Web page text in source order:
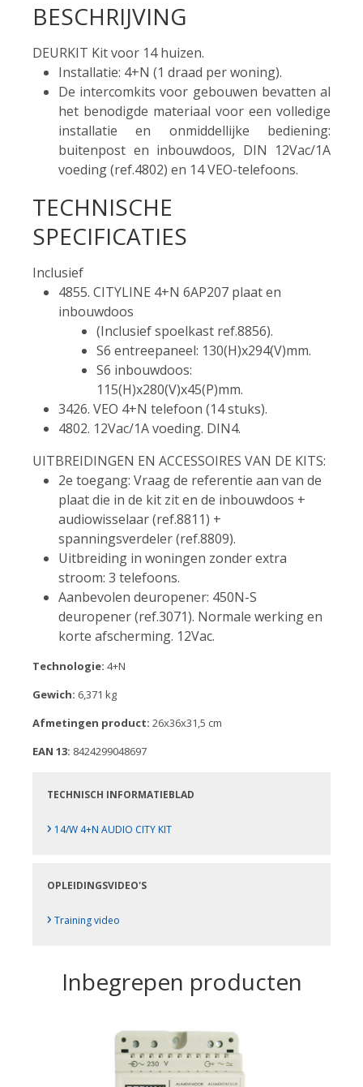
BESCHRIJVING
DEURKIT Kit voor 14 huizen.
Installatie: 4+N (1 draad per woning).
De intercomkits voor gebouwen bevatten al
het benodigde materiaal voor een volledige
installatie en onmiddellijke bediening:
buitenpost en inbouwdoos, DIN 12Vac/1A
voeding (ref.4802) en 14 VEO-telefoons.
TECHNISCHE
SPECIFICATIES
Inclusief
4855. CITYLINE 4+N 6AP207 plaat en
inbouwdoos
(Inclusief spoelkast ref.8856).
S6 entreepaneel: 130(H)x294(V)mm.
S6 inbouwdoos:
115(H)x280(V)x45(P)mm.
3426. VEO 4+N telefoon (14 stuks).
4802. 12Vac/1A voeding. DIN4.
UITBREIDINGEN EN ACCESSOIRES VAN DE KITS:
2e toegang: Vraag de referentie aan van de
plaat die in de kit zit en de inbouwdoos +
audiowisselaar (ref.8811) +
spanningsverdeler (ref.8809).
Uitbreiding in woningen zonder extra
stroom: 3 telefoons.
Aanbevolen deuropener: 450N-S
deuropener (ref.3071). Normale werking en
korte afscherming. 12Vac.
Technologie: 4+N
Gewich: 6,371 kg
Afmetingen product: 26x36x31,5 cm
EAN 13: 8424299048697
TECHNISCH INFORMATIEBLAD
› 14/W 4+N AUDIO CITY KIT
OPLEIDINGSVIDEO'S
› Training video
Inbegrepen producten